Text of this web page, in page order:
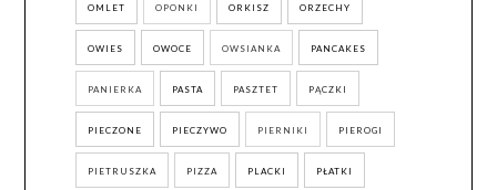
OMLET OPONKI ORKISZ ORZECHY
OWIES OWOCE OWSIANKA PANCAKES
PANIERKA PASTA PASZTET PĄCZKI
PIECZONE PIECZYWO PIERNIKI PIEROGI
PIETRUSZKA PIZZA PLACKI PŁATKI